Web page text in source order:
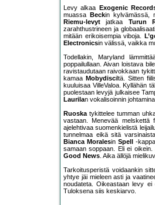
Levy alkaa
Exogenic
muassa
Beckin kylvämässä,
Riemu-levyt jatkaa Turun
zarahthustrineen ja
mitään erikoisempia viboja.
Electronicsin välissä, vaikka
Todellakin, Maryland
poppailullaan. Aivan loistava
ravistaudutaan raivokkaan
kamaa Mobydisciltä. Sitten
kuuluisaa VilleValoa. Kyllähän
puolestaan levyjä julkaisee
Laurilan vokalisoinnin
Ruoskatykittelee tumman
vastaan. Menevää melskettä
ajelehtivaa suomenkielistä
tunnelmaa eikä sitä
Bianca MoralesinSpell -
samaan soppaan. Eli ei
Good News. Aika ällöjä
Tarkoitusperistä voidaankin
yhtye jäi mieleen asti ja
noudateta. Oikeastaan levy ei
Tuloksena siis keskiarvo.